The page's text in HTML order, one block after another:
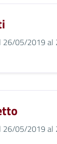
26/05/2019
26/05/2019